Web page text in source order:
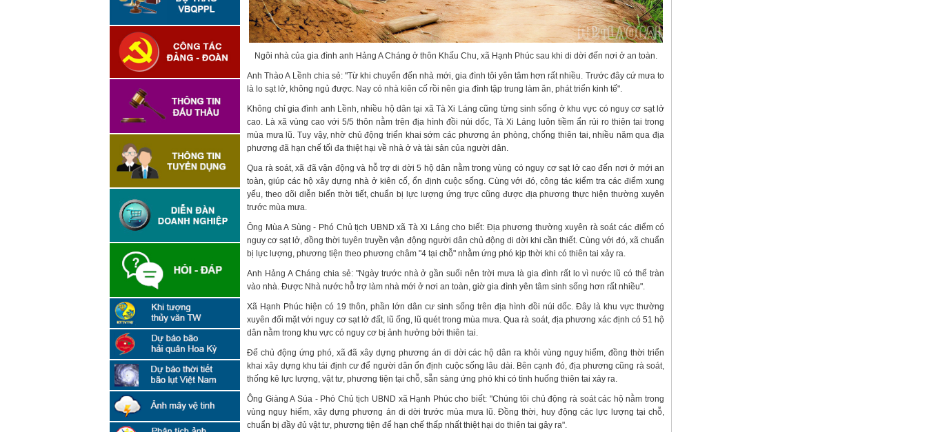
Ngôi nhà của gia đình anh Hảng A Cháng ở thôn Khấu Chu, xã Hạnh Phúc sau khi di dời đến nơi ở an toàn.
Anh Thào A Lềnh chia sẻ: "Từ khi chuyển đến nhà mới, gia đình tôi yên tâm hơn rất nhiều. Trước đây cứ mưa to
là lo sạt lở, không ngủ được. Nay có nhà kiên cố rồi nên gia đình tập trung làm ăn, phát triển kinh tế".
Không chỉ gia đình anh Lềnh, nhiều hộ dân tại xã Tà Xi Láng cũng từng sinh sống ở khu vực có nguy cơ sạt lở
cao. Là xã vùng cao với 5/5 thôn nằm trên địa hình đồi núi dốc, Tà Xi Láng luôn tiềm ẩn rủi ro thiên tai trong
mùa mưa lũ. Tuy vậy, nhờ chủ động triển khai sớm các phương án phòng, chống thiên tai, nhiều năm qua địa
phương đã hạn chế tối đa thiệt hại về nhà ở và tài sản của người dân.
Qua rà soát, xã đã vận động và hỗ trợ di dời 5 hộ dân nằm trong vùng có nguy cơ sạt lở cao đến nơi ở mới an
toàn, giúp các hộ xây dựng nhà ở kiên cố, ổn định cuộc sống. Cùng với đó, công tác kiểm tra các điểm xung
yếu, theo dõi diễn biến thời tiết, chuẩn bị lực lượng ứng trực cũng được địa phương thực hiện thường xuyên
trước mùa mưa.
Ông Mùa A Sùng - Phó Chủ tịch UBND xã Tà Xi Láng cho biết: Địa phương thường xuyên rà soát các điểm có
nguy cơ sạt lở, đồng thời tuyên truyền vận động người dân chủ động di dời khi cần thiết. Cùng với đó, xã chuẩn
bị lực lượng, phương tiện theo phương châm "4 tại chỗ" nhằm ứng phó kịp thời khi có thiên tai xảy ra.
Anh Hảng A Cháng chia sẻ: "Ngày trước nhà ở gần suối nên trời mưa là gia đình rất lo vì nước lũ có thể tràn
vào nhà. Được Nhà nước hỗ trợ làm nhà mới ở nơi an toàn, giờ gia đình yên tâm sinh sống hơn rất nhiều".
Xã Hạnh Phúc hiện có 19 thôn, phần lớn dân cư sinh sống trên địa hình đồi núi dốc. Đây là khu vực thường
xuyên đối mặt với nguy cơ sạt lở đất, lũ ống, lũ quét trong mùa mưa. Qua rà soát, địa phương xác định có 51 hộ
dân nằm trong khu vực có nguy cơ bị ảnh hưởng bởi thiên tai.
Để chủ động ứng phó, xã đã xây dựng phương án di dời các hộ dân ra khỏi vùng nguy hiểm, đồng thời triển
khai xây dựng khu tái định cư để người dân ổn định cuộc sống lâu dài. Bên cạnh đó, địa phương cũng rà soát,
thống kê lực lượng, vật tư, phương tiện tại chỗ, sẵn sàng ứng phó khi có tình huống thiên tai xảy ra.
Ông Giàng A Súa - Phó Chủ tịch UBND xã Hạnh Phúc cho biết: "Chúng tôi chủ động rà soát các hộ nằm trong
vùng nguy hiểm, xây dựng phương án di dời trước mùa mưa lũ. Đồng thời, huy động các lực lượng tại chỗ,
chuẩn bị đầy đủ vật tư, phương tiện để hạn chế thấp nhất thiệt hại do thiên tai gây ra".